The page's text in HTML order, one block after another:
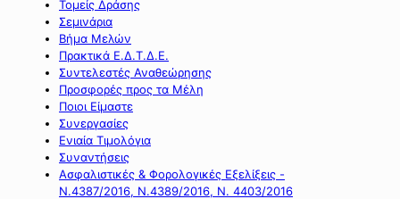
Τομείς Δράσης
Σεμινάρια
Βήμα Μελών
Πρακτικά Ε.Δ.Τ.Δ.Ε.
Συντελεστές Αναθεώρησης
Προσφορές προς τα Μέλη
Ποιοι Είμαστε
Συνεργασίες
Ενιαία Τιμολόγια
Συναντήσεις
Ασφαλιστικές & Φορολογικές Εξελίξεις -
Ν.4387/2016, Ν.4389/2016, Ν. 4403/2016